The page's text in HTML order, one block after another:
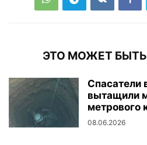
ЭТО МОЖЕТ
вытащили
метрового
08.06.2026